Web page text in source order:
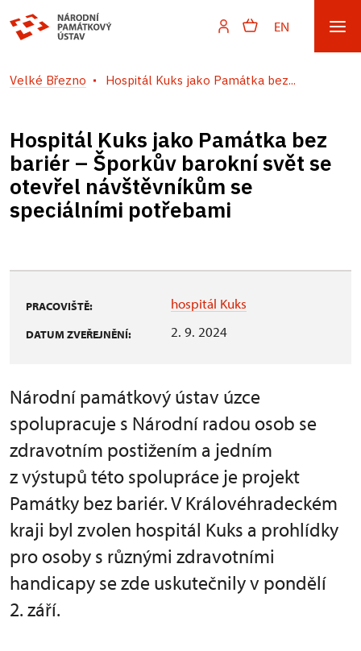
EN
Velké Březno Hospitál Kuks jako Památka bez...
Hospitál Kuks jako Památka bez
bariér – Šporkův barokní svět se
otevřel návštěvníkům se
speciálními potřebami
PRACOVIŠTĚ: hospitál Kuks
DATUM ZVEŘEJNĚNÍ: 2. 9. 2024
Národní památkový ústav úzce
spolupracuje s Národní radou osob se
zdravotním postižením a jedním
z výstupů této spolupráce je projekt
Památky bez bariér. V Královéhradeckém
kraji byl zvolen hospitál Kuks a prohlídky
pro osoby s různými zdravotními
handicapy se zde uskutečnily v pondělí
2. září.